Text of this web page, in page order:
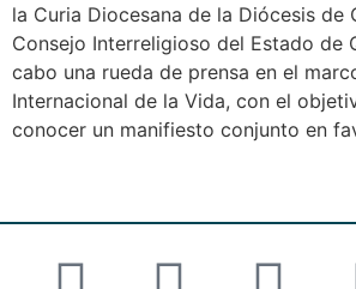
la Curia Diocesana de la Diócesis de
Consejo Interreligioso del Estado de
cabo una rueda de prensa en el
Internacional de la Vida, con el
conocer un manifiesto conjunto en